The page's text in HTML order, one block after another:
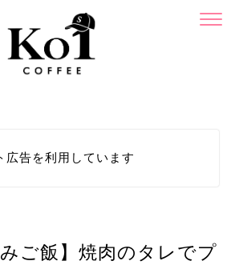
告を利用しています
みご飯】焼肉のタレでプ